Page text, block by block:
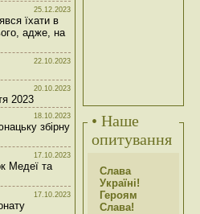
25.12.2023
їхати в
адже, на
22.10.2023
20.10.2023
2023
18.10.2023
збірну
17.10.2023
Медеї та
17.10.2023
• Наше
опитування
Слава
Україні!
Героям
Слава!